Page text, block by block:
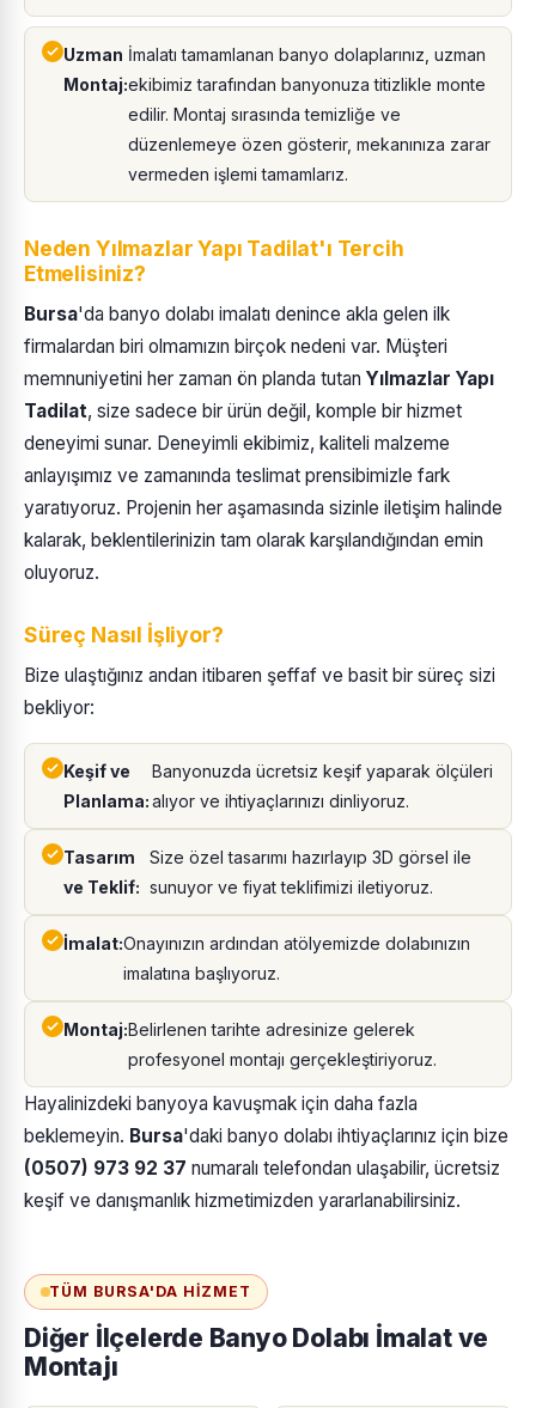
Uzman
Montaj:
İmalatı tamamlanan banyo dolaplarınız, uzman
ekibimiz tarafından banyonuza titizlikle monte
edilir. Montaj sırasında temizliğe ve
düzenlemeye özen gösterir, mekanınıza zarar
vermeden işlemi tamamlarız.
Neden Yılmazlar Yapı Tadilat'ı Tercih
Etmelisiniz?
Bursa'da banyo dolabı imalatı denince akla gelen ilk
firmalardan biri olmamızın birçok nedeni var. Müşteri
memnuniyetini her zaman ön planda tutan Yılmazlar Yapı
Tadilat, size sadece bir ürün değil, komple bir hizmet
deneyimi sunar. Deneyimli ekibimiz, kaliteli malzeme
anlayışımız ve zamanında teslimat prensibimizle fark
yaratıyoruz. Projenin her aşamasında sizinle iletişim halinde
kalarak, beklentilerinizin tam olarak karşılandığından emin
oluyoruz.
Süreç Nasıl İşliyor?
Bize ulaştığınız andan itibaren şeffaf ve basit bir süreç sizi
bekliyor:
Keşif ve
Planlama:
Banyonuzda ücretsiz keşif yaparak ölçüleri
alıyor ve ihtiyaçlarınızı dinliyoruz.
Tasarım
ve Teklif:
Size özel tasarımı hazırlayıp 3D görsel ile
sunuyor ve fiyat teklifimizi iletiyoruz.
İmalat:Onayınızın ardından atölyemizde dolabınızın
imalatına başlıyoruz.
Montaj:Belirlenen tarihte adresinize gelerek
profesyonel montajı gerçekleştiriyoruz.
Hayalinizdeki banyoya kavuşmak için daha fazla
beklemeyin. Bursa'daki banyo dolabı ihtiyaçlarınız için bize
(0507) 973 92 37 numaralı telefondan ulaşabilir, ücretsiz
keşif ve danışmanlık hizmetimizden yararlanabilirsiniz.
TÜM BURSA'DA HIZMET
Diğer İlçelerde Banyo Dolabı İmalat ve
Montajı